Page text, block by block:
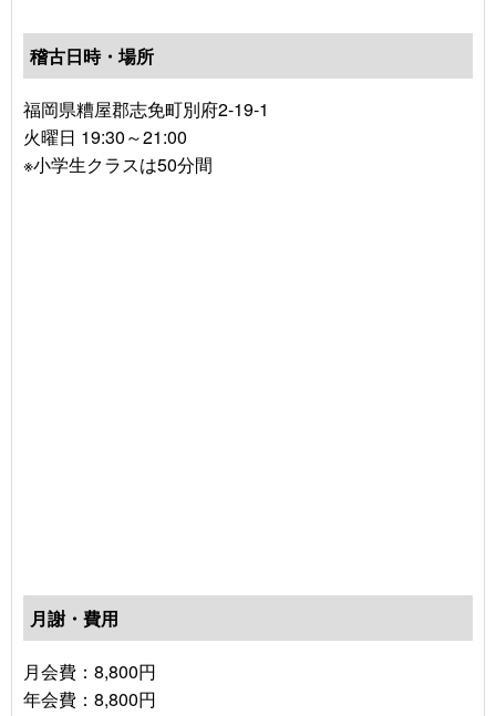
稽古日時・場所
福岡県糟屋郡志免町別府2-19-1
火曜日 19:30～21:00
※小学生クラスは50分間
月謝・費用
月会費：8,800円
年会費：8,800円